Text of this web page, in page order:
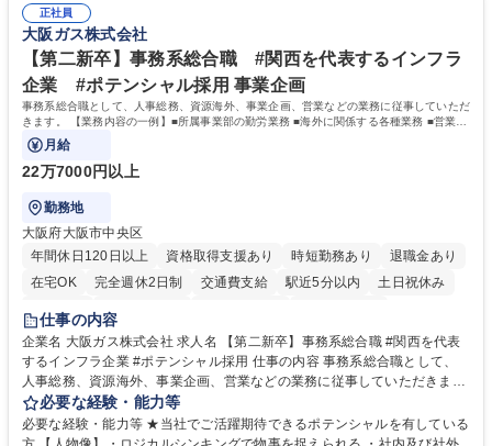
正社員
大阪ガス株式会社
【第二新卒】事務系総合職 #関西を代表するインフラ
企業 #ポテンシャル採用 事業企画
事務系総合職として、人事総務、資源海外、事業企画、営業などの業務に従事していただ
きます。 【業務内容の一例】■所属事業部の勤労業務 ■海外に関係する各種業務 ■営業部
門の企画スタッフ、ルート営業
月給
22万7000円以上
勤務地
大阪府大阪市中央区
年間休日120日以上
資格取得支援あり 時短勤務あり
退職金あり
在宅OK
完全週休2日制 交通費支給 駅近5分以内
土日祝休み
服装自由
第二新卒歓迎
仕事の内容
企業名 大阪ガス株式会社 求人名 【第二新卒】事務系総合職 #関西を代表
するインフラ企業 #ポテンシャル採用 仕事の内容 事務系総合職として、
人事総務、資源海外、事業企画、営業などの業務に従事していただきま
す。 【業務内容の一例】■所属事業部の勤労業務 ■海外に関係する各種業
務 ■営業部門の企画スタッフ、ルート営業 【キャリアパス】入社後の配属
ポジションで一定期間ご活躍頂いた後、本人の適性及び将来のキャリアを
必要な経験・能力等
必要な経験・能力等 ★当社でご活躍期待できるポテンシャルを有している